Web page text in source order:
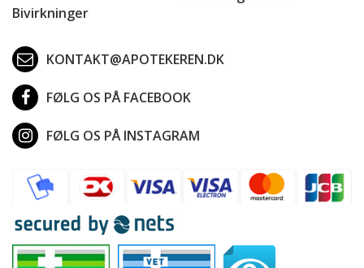
Bivirkninger
KONTAKT@APOTEKEREN.DK
FØLG OS PÅ FACEBOOK
FØLG OS PÅ INSTAGRAM